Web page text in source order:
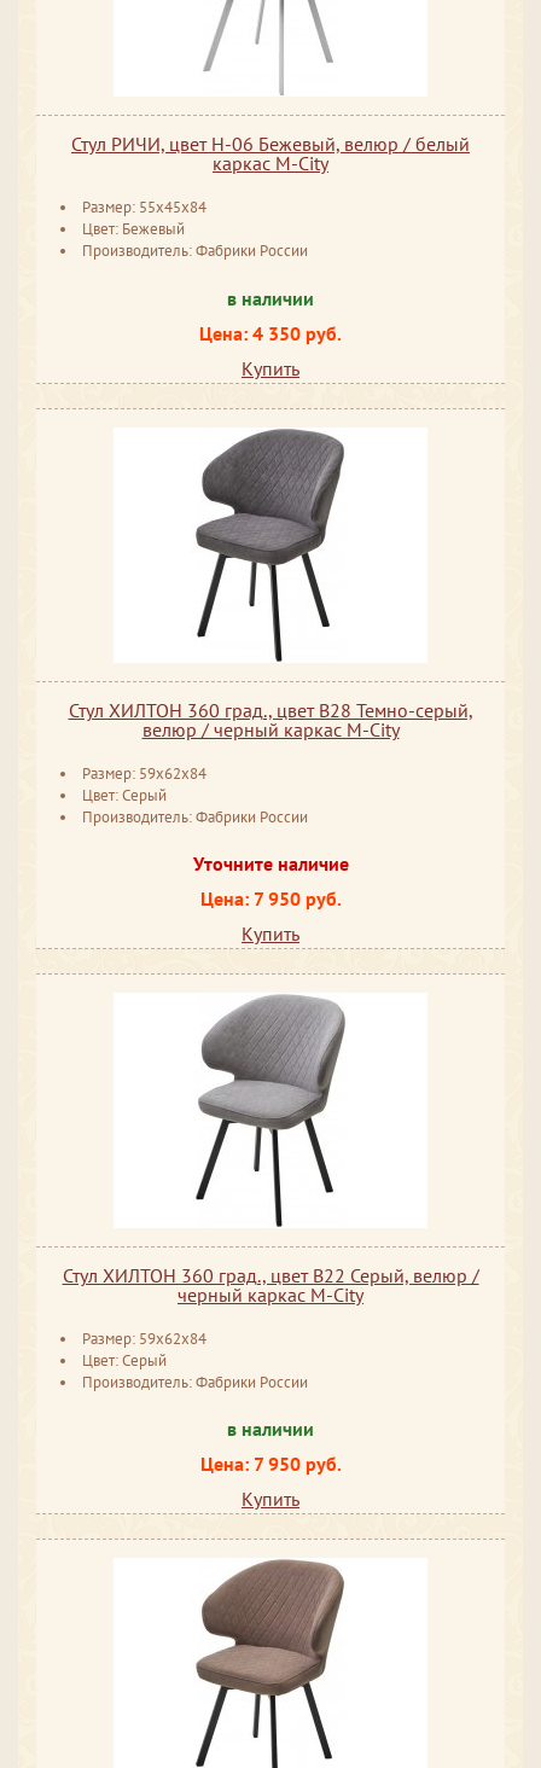
Стул РИЧИ, цвет H-06 Бежевый, велюр / белый
каркас М-City
Размер: 55x45x84
Цвет: Бежевый
Производитель: Фабрики России
в наличии
Цена: 4 350 руб.
Купить
Стул ХИЛТОН 360 град., цвет B28 Темно-серый,
велюр / черный каркас М-City
Размер: 59x62x84
Цвет: Серый
Производитель: Фабрики России
Уточните наличие
Цена: 7 950 руб.
Купить
Стул ХИЛТОН 360 град., цвет B22 Серый, велюр /
черный каркас М-City
Размер: 59x62x84
Цвет: Серый
Производитель: Фабрики России
в наличии
Цена: 7 950 руб.
Купить